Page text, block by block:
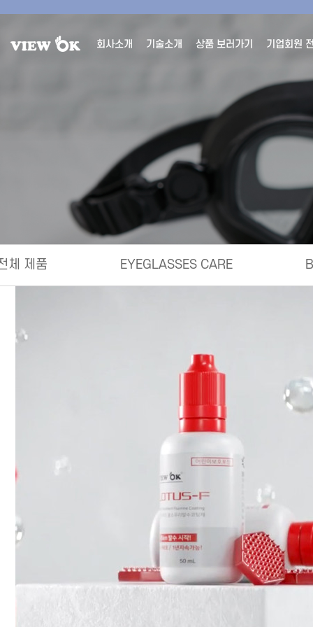
회사소개 기술소개 상품 보러가기 기업회원
체 제품 EYEGLASSES CARE